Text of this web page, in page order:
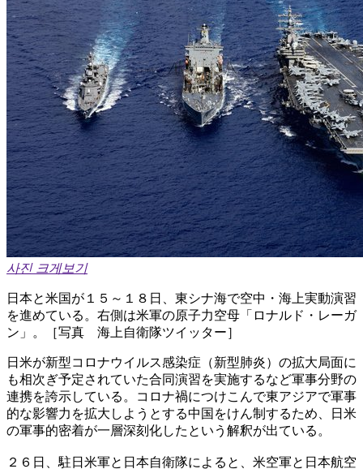
사진 크게보기
日本と米国が１５～１８日、東シナ海で空中・海上実動演習
を進めている。右側は米軍の原子力空母「ロナルド・レーガ
ン」。［写真 海上自衛隊ツイッター］
日米が新型コロナウイルス感染症（新型肺炎）の拡大局面に
も相次ぎ予定されていた合同演習を実施するなど軍事分野の
連携を誇示している。コロナ禍につけこんで東アジアで軍事
的な影響力を拡大しようとする中国をけん制するため、日米
の軍事的密着が一層深刻化したという解釈が出ている。
２６日、駐日米軍と日本自衛隊によると、米空軍と日本航空